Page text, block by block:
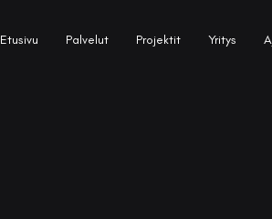
Etusivu Palvelut Projektit Yritys